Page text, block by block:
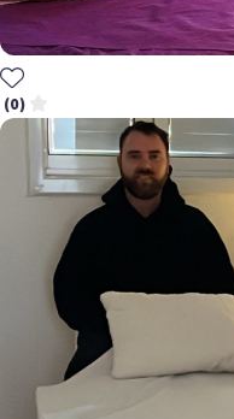
(0)